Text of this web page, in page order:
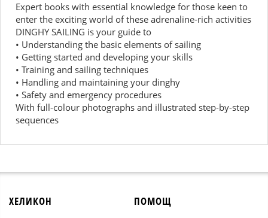
Expert books with essential knowledge for those keen to
enter the exciting world of these adrenaline-rich activities
DINGHY SAILING is your guide to
• Understanding the basic elements of sailing
• Getting started and developing your skills
• Training and sailing techniques
• Handling and maintaining your dinghy
• Safety and emergency procedures
With full-colour photographs and illustrated step-by-step
sequences
ХЕЛИКОН ПОМОЩ